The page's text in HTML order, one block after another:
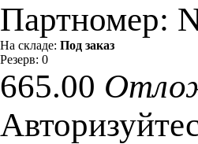
Партномер:
На складе: Под заказ
Резерв: 0
665.00